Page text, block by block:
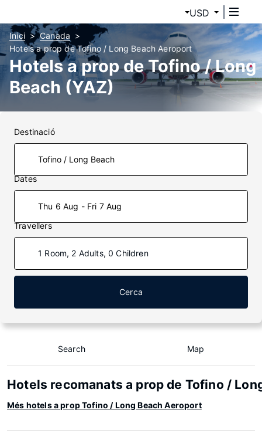
USD
Inici
Canada
Hotels a prop de Tofino / Long Beach Aeroport
Hotels a prop de Tofino / Long
Beach (YAZ)
Destinació
Dates
Thu 6 Aug - Fri 7 Aug
Travellers
1 Room, 2 Adults, 0 Children
Cerca
Search Map
Hotels recomanats a prop de Tofino /
Més hotels a prop Tofino / Long Beach Aeroport